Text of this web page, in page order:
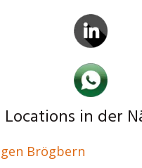
in der
Brögbern